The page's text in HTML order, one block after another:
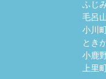
ふじ
毛呂
小川
とき
小鹿
上里